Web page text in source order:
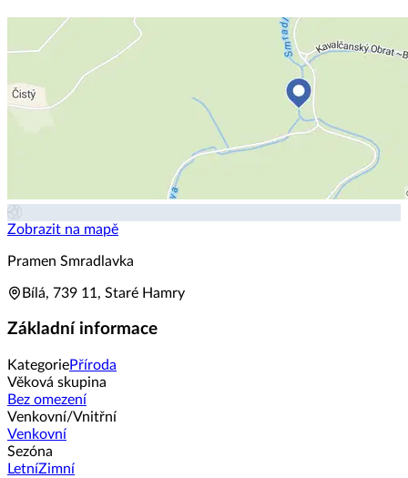
Zobrazit na mapě
Pramen Smradlavka
Bílá, 739 11, Staré Hamry
Základní informace
KategoriePříroda
Věková skupina
Bez omezení
Venkovní/Vnitřní
Venkovní
Sezóna
LetníZimní